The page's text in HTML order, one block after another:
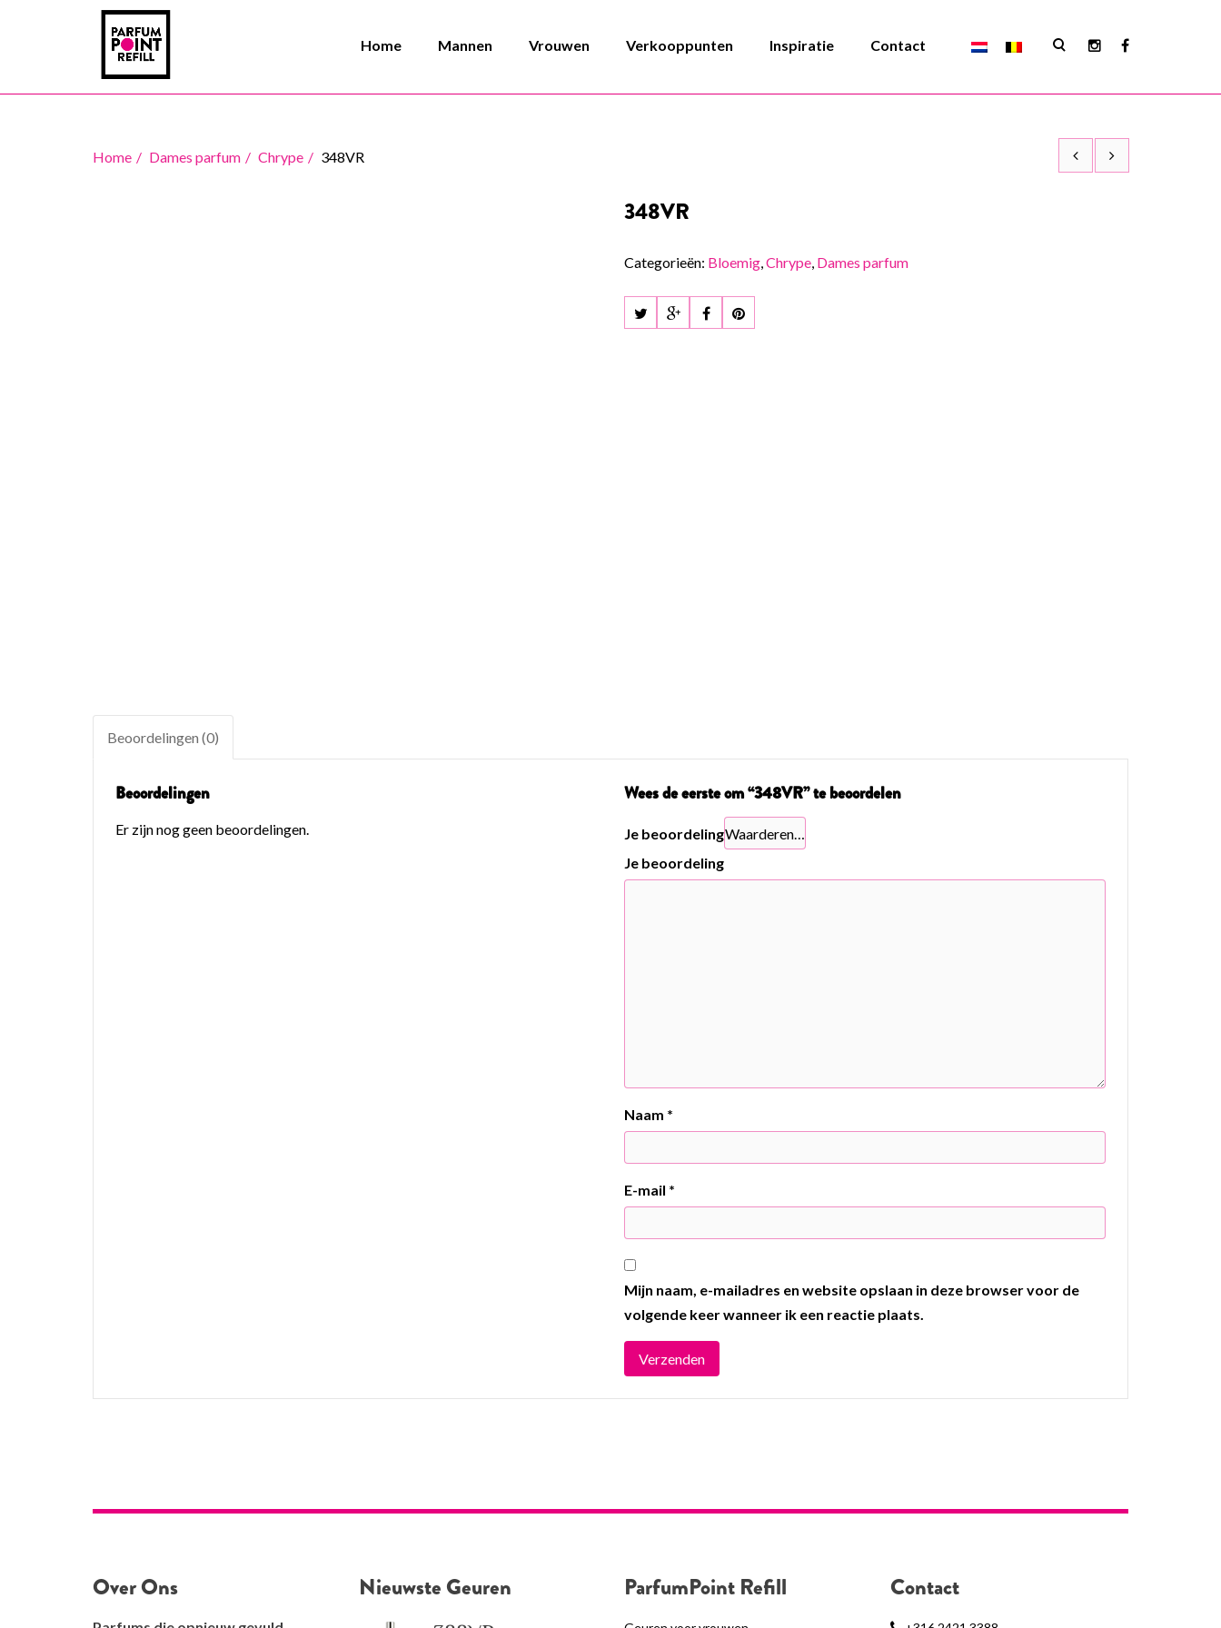
Home Mannen Vrouwen Verkooppunten Inspiratie Contact
Home Dames parfum Chrype 348VR
348VR
Categorieën: Bloemig,Chrype, Dames parfum
Beoordelingen (0)
Beoordelingen
Er zijn nog geen beoordelingen.
Wees de eerste om “348VR” te beoordelen
Je beoordeling
Je beoordeling
Naam *
E-mail *
Mijn naam, e-mailadres en website opslaan in deze browser voor de
volgende keer wanneer ik een reactie plaats.
Over Ons Nieuwste Geuren ParfumPoint Refill Contact